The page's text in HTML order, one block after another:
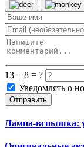
13 + 8 = ?
Уведомлять о
Отправить
Лампа-вспышка: